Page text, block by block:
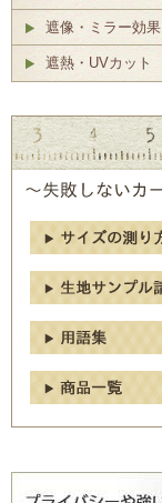
遮像・ミラー効果
遮熱・UVカット